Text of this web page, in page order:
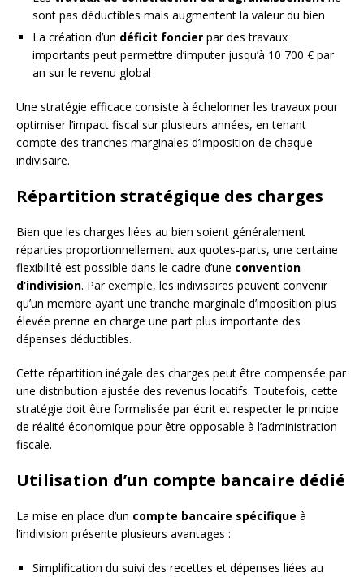
sont pas déductibles mais augmentent la valeur du bien
La création d’un déficit foncier par des travaux
importants peut permettre d’imputer jusqu’à 10 700 € par
an sur le revenu global
Une stratégie efficace consiste à échelonner les travaux pour
optimiser l’impact fiscal sur plusieurs années, en tenant
compte des tranches marginales d’imposition de chaque
indivisaire.
Répartition stratégique des charges
Bien que les charges liées au bien soient généralement
réparties proportionnellement aux quotes-parts, une certaine
flexibilité est possible dans le cadre d’une convention
d’indivision. Par exemple, les indivisaires peuvent convenir
qu’un membre ayant une tranche marginale d’imposition plus
élevée prenne en charge une part plus importante des
dépenses déductibles.
Cette répartition inégale des charges peut être compensée par
une distribution ajustée des revenus locatifs. Toutefois, cette
stratégie doit être formalisée par écrit et respecter le principe
de réalité économique pour être opposable à l’administration
fiscale.
Utilisation d’un compte bancaire dédié
La mise en place d’un compte bancaire spécifique à
l’indivision présente plusieurs avantages :
Simplification du suivi des recettes et dépenses liées au